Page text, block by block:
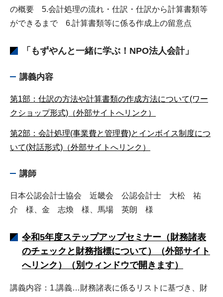
の概要 5.会計処理の流れ・仕訳・仕訳から計算書類等
ができるまで 6.計算書類等に係る作成上の留意点
「もずやんと一緒に学ぶ！NPO法人会計」
講義内容
第1部：仕訳の方法や計算書類の作成方法について(ワー
クショップ形式)（外部サイトへリンク）
第2部：会計処理(事業費と管理費)とインボイス制度につ
いて(対話形式)（外部サイトへリンク）
講師
日本公認会計士協会 近畿会 公認会計士 大松 祐
介 様、金 志煥 様、馬場 英朗 様
令和5年度ステップアップセミナー（財務諸表
のチェックと財務指標について）（外部サイト
へリンク）（別ウィンドウで開きます）
講義内容：1.講義…財務諸表に係るリストに基づき、財